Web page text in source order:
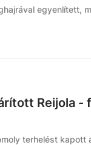
egyenlített,
Reijola -
terhelést kapott